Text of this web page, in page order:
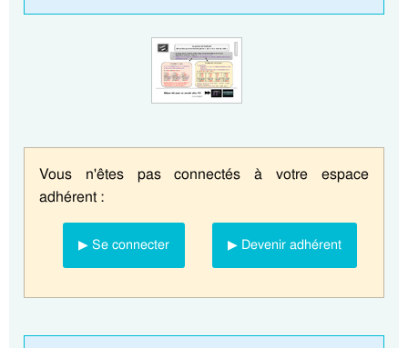
Vous n'êtes pas connectés à votre espace
adhérent :
▶ Se connecter ▶ Devenir adhérent